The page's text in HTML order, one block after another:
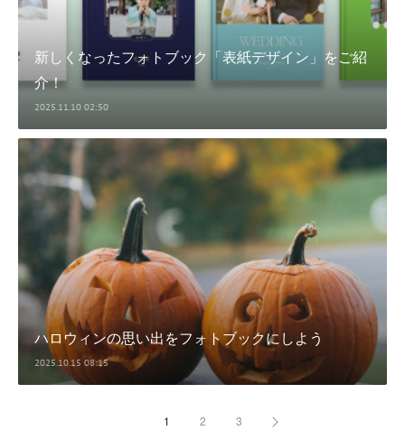
新しくなったフォトブック「表紙デザイン」をご紹
介！
2025.11.10 02:50
ハロウィンの思い出をフォトブックにしよう
2025.10.15 08:15
1 2 3